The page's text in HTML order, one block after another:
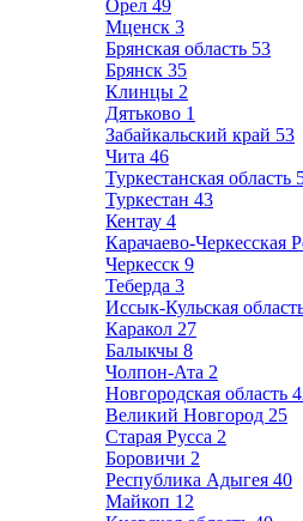
Орел 49
Мценск 3
Брянская область 53
Брянск 35
Клинцы 2
Дятьково 1
Забайкальский край 53
Чита 46
Туркестанская область
Туркестан 43
Кентау 4
Карачаево-Черкесская
Черкесск 9
Теберда 3
Иссык-Кульская
Каракол 27
Балыкчы 8
Чолпон-Ата 2
Новгородская область
Великий Новгород 25
Старая Русса 2
Боровичи 2
Республика Адыгея 40
Майкоп 12